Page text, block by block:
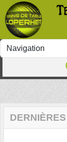
Panneau de